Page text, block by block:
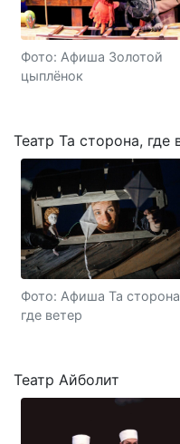
Фото: Афиша Золотой
цыплёнок
Театр Та сторона, где
Фото: Афиша Та
где ветер
Театр Айболит